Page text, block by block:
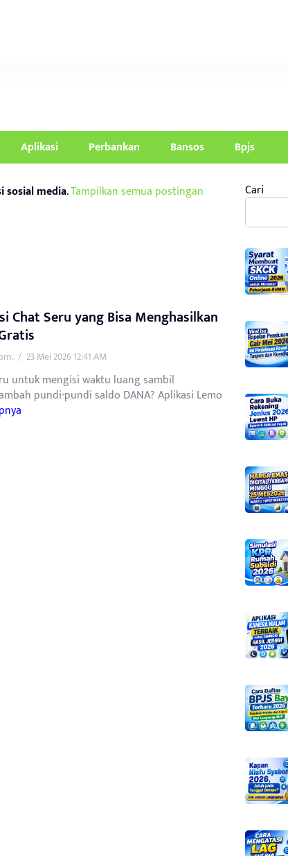
Aplikasi Perbankan Bansos Bpjs
sosial media.Tampilkan semua postingan
Chat Seru yang Bisa Menghasilkan
/ 23 Mei 2026 12:41 AM
untuk mengisi waktu luang sambil
pundi-pundi saldo DANA? Aplikasi Lemo
Cari